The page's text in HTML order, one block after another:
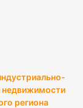
недвижимости
региона